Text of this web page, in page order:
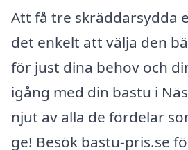
Att få tre skräddarsydda
det enkelt att välja den
för just dina behov och
igång med din bastu i
njut av alla de fördelar
ge! Besök bastu-pris.se